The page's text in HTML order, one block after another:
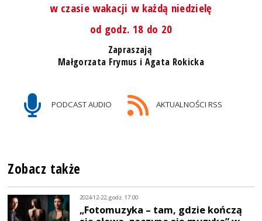
w czasie wakacji w każdą niedzielę
od godz. 18 do 20
Zapraszają
Małgorzata Frymus i Agata Rokicka
PODCAST AUDIO AKTUALNOŚCI RSS
Zobacz także
2024-12-22, godz. 17:00
„Fotomuzyka – tam, gdzie kończą